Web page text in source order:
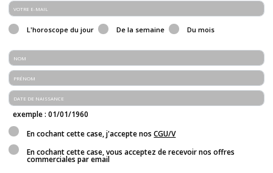
L'horoscope du jour De la semaine Du mois
exemple : 01/01/1960
En cochant cette case, j'accepte nosCGU/V
En cochant cette case, vous acceptez de recevoir nos offres
commerciales par email